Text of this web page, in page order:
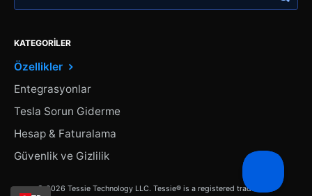
KATEGORILER
Özellikler
Entegrasyonlar
Tesla Sorun Giderme
Hesap & Faturalama
Güvenlik ve Gizlilik
© 2026 Tessie Technology LLC. Tessie® is a registered trademark.